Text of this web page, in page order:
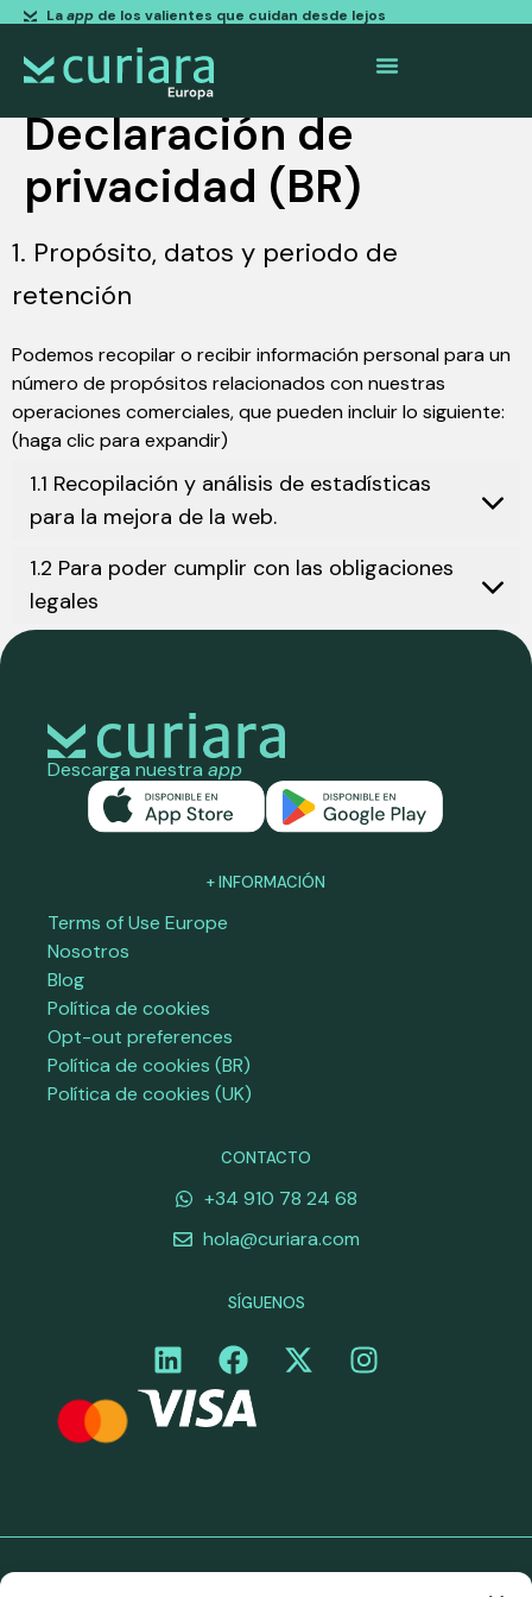
Laappde los valientes que cuidan desde lejos
Declaración de
privacidad (BR)
1. Propósito, datos y periodo de
retención
Podemos recopilar o recibir información personal para un
número de propósitos relacionados con nuestras
operaciones comerciales, que pueden incluir lo siguiente:
(haga clic para expandir)
1.1 Recopilación y análisis de estadísticas
para la mejora de la web.
1.2 Para poder cumplir con las obligaciones
legales
Descarga nuestra app
+ INFORMACIÓN
Terms of Use Europe
Nosotros
Blog
Política de cookies
Opt-out preferences
Política de cookies (BR)
Política de cookies (UK)
CONTACTO
+34 910 78 24 68
hola@curiara.com
SÍGUENOS